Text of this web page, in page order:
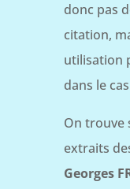
donc pas
citation,
utilisation
dans le
On trouve
extraits
Georges